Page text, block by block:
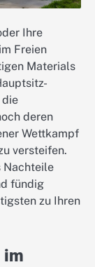
Ihre
Freien
Materials
deren
Wettkampf
versteifen.
Nachteile
fündig
zu Ihren
im